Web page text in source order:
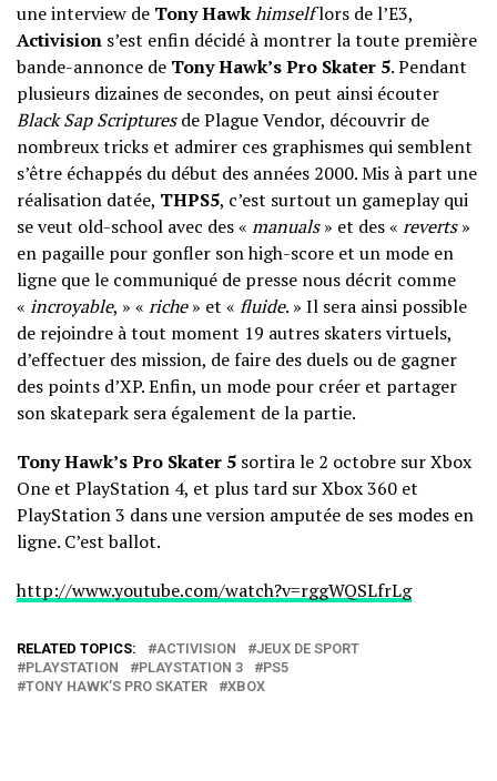
une interview de Tony Hawkhimselflors de l’E3,
Activision s’est enfin décidé à montrer la toute première
bande-annonce de Tony Hawk’s Pro Skater 5. Pendant
plusieurs dizaines de secondes, on peut ainsi écouter
Black Sap Scripturesde Plague Vendor, découvrir de
nombreux tricks et admirer ces graphismes qui semblent
s’être échappés du début des années 2000. Mis à part une
réalisation datée, THPS5, c’est surtout un gameplay qui
se veut old-school avec des « manuals» et des « reverts»
en pagaille pour gonfler son high-score et un mode en
ligne que le communiqué de presse nous décrit comme
« incroyable, » « riche» et « fluide. » Il sera ainsi possible
de rejoindre à tout moment 19 autres skaters virtuels,
d’effectuer des mission, de faire des duels ou de gagner
des points d’XP. Enfin, un mode pour créer et partager
son skatepark sera également de la partie.
Tony Hawk’s Pro Skater 5 sortira le 2 octobre sur Xbox
One et PlayStation 4, et plus tard sur Xbox 360 et
PlayStation 3 dans une version amputée de ses modes en
ligne. C’est ballot.
http://www.youtube.com/watch?v=rggWQSLfrLg
RELATED TOPICS: ACTIVISION
JEUX DE SPORT
PLAYSTATION
PLAYSTATION 3
PS5
TONY HAWK’S PRO SKATER
XBOX